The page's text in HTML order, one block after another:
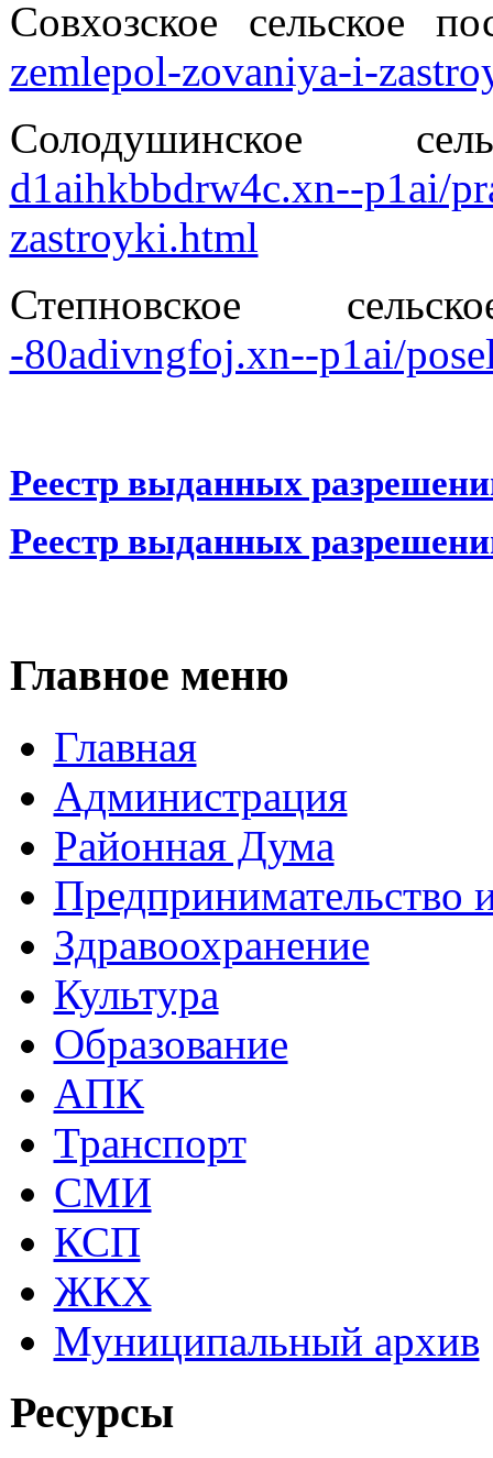
Совхозское сельское
zemlepol-zovaniya-i-
Солодушинское
d1aihkbbdrw4c.xn--p1ai/
zastroyki.html
Степновское
-80adivngfoj.xn--p1ai/
Реестр выданных
Реестр выданных
Главное меню
Главная
Администрация
Районная Дума
Предпринимательство
Здравоохранение
Культура
Образование
АПК
Транспорт
СМИ
КСП
ЖКХ
Муниципальный архив
Ресурсы